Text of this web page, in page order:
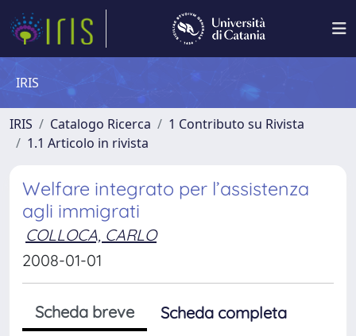
IRIS
IRIS Catalogo Ricerca
1 Contributo su Rivista
1.1 Articolo in rivista
Welfare integrato per l’assistenza
agli immigrati
COLLOCA, CARLO
2008-01-01
Scheda breve
Scheda completa